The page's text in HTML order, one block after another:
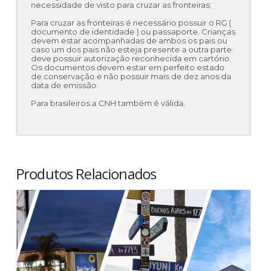
necessidade de visto para cruzar as fronteiras;
Para cruzar as fronteiras é necessário possuir o RG (
documento de identidade ) ou passaporte. Crianças
devem estar acompanhadas de ambos os pais ou
caso um dos pais não esteja presente a outra parte
deve possuir autorização reconhecida em cartório.
Os documentos devem estar em perfeito estado
de conservação e não possuir mais de dez anos da
data de emissão.
Para brasileiros a CNH também é válida.
Produtos Relacionados